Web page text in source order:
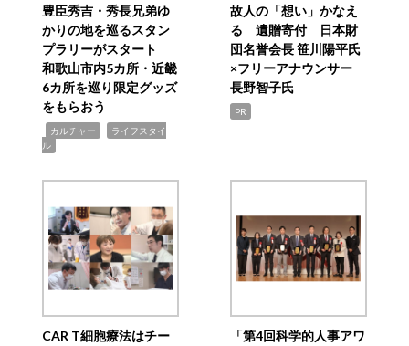
豊臣秀吉・秀長兄弟ゆ
かりの地を巡るスタン
プラリーがスタート
和歌山市内5カ所・近畿
6カ所を巡り限定グッズ
をもらおう
カルチャー
ライフスタイ
ル
故人の「想い」かなえ
る 遺贈寄付 日本財
団名誉会長 笹川陽平氏
×フリーアナウンサー
長野智子氏
PR
CAR T細胞療法はチー
「第4回科学的人事アワ